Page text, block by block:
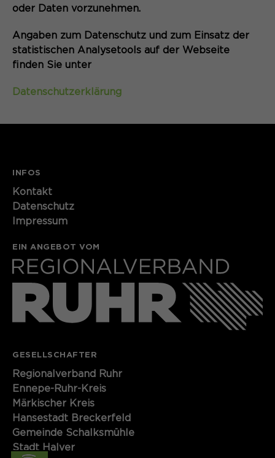
oder Daten vorzunehmen.
Angaben zum Datenschutz und zum Einsatz der
statistischen Analysetools auf der Webseite
finden Sie unter
Datenschutzerklärung
INFOS
Kontakt​​​​​
Datenschutz
Impressum
EIN ANGEBOT VOM
GESELLSCHAFTER
Regionalverband Ruhr
Ennepe-Ruhr-Kreis
Märkischer Kreis
Hansestadt Breckerfeld
Gemeinde Schalksmühle
Stadt Halver